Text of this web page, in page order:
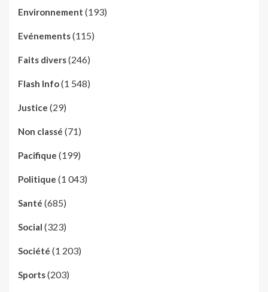
Environnement (193)
Evénements(115)
Faits divers(246)
Flash Info(1 548)
Justice (29)
Non classé (71)
Pacifique (199)
Politique (1 043)
Santé (685)
Social (323)
Société (1 203)
Sports(203)